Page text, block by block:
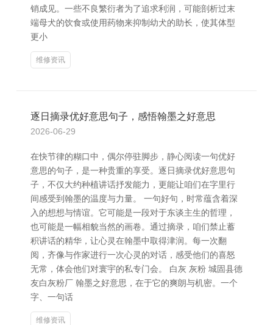
销成见。一些不良繁衍者为了追求利润，可能剖析过末
端母犬的饮食或使用药物来抑制幼犬的助长，使其体型
更小
维修资讯
逐日摘录优好意思句子，感悟翰墨之好意思
2026-06-29
在快节律的糊口中，偶尔停驻脚步，静心阅读一句优好
意思的句子，是一种贵重的享受。逐日摘录优好意思句
子，不仅大约种植讲话抒发能力，更能让咱们在字里行
间感受到翰墨的温度与力量。 一句好句，时常蕴含着深
入的想想与情谊。它可能是一段对于东谈主生的哲理，
也可能是一幅相貌当然的画卷。通过摘录，咱们禁止蓄
积讲话的精华，让心灵在翰墨中取得津润。每一次翻
阅，齐像与作家进行一次心灵的对话，感受他们的喜怒
无常，体会他们对寰宇的私专门会。 白灰 灰粉 城固县德
友白灰粉厂 翰墨之好意思，在于它的爽朗与机密。一个
字、一句话
维修资讯